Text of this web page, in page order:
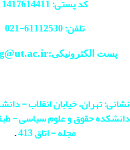
کد پستی: 1417614411
تلفن: 61112530-
021
پست الکترونیکی:lawmag@ut.ac.ir
نشانی: تهران، خیابان انقلاب -
مجله - اتاق 413
.